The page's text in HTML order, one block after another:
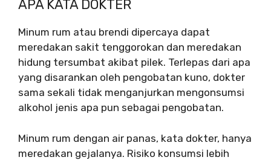
APA KATA DOKTER
Minum rum atau brendi dipercaya dapat
meredakan sakit tenggorokan dan meredakan
hidung tersumbat akibat pilek. Terlepas dari apa
yang disarankan oleh pengobatan kuno, dokter
sama sekali tidak menganjurkan mengonsumsi
alkohol jenis apa pun sebagai pengobatan.
Minum rum dengan air panas, kata dokter, hanya
meredakan gejalanya. Risiko konsumsi lebih